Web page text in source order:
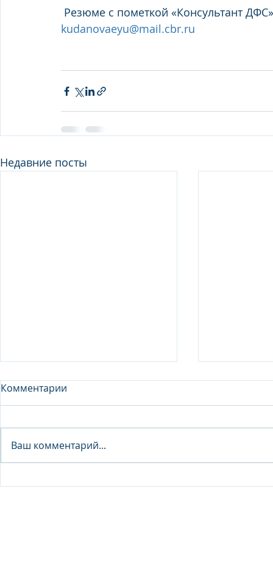
Резюме с пометкой «Консультант
kudanovaeyu@mail.cbr.ru
Недавние посты
Junior Analyst / Analyst -
Комментарии
Ваш комментарий...